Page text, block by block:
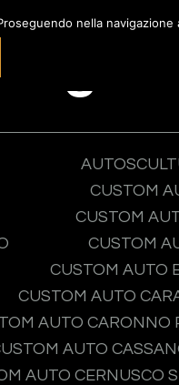
CUSTOM
CUSTOM
CUSTOM
CUSTOM AUTO
CUSTOM AUTO
AUTO CARONNO
AUTO
AUTO CERNUSCO
nella navigazione